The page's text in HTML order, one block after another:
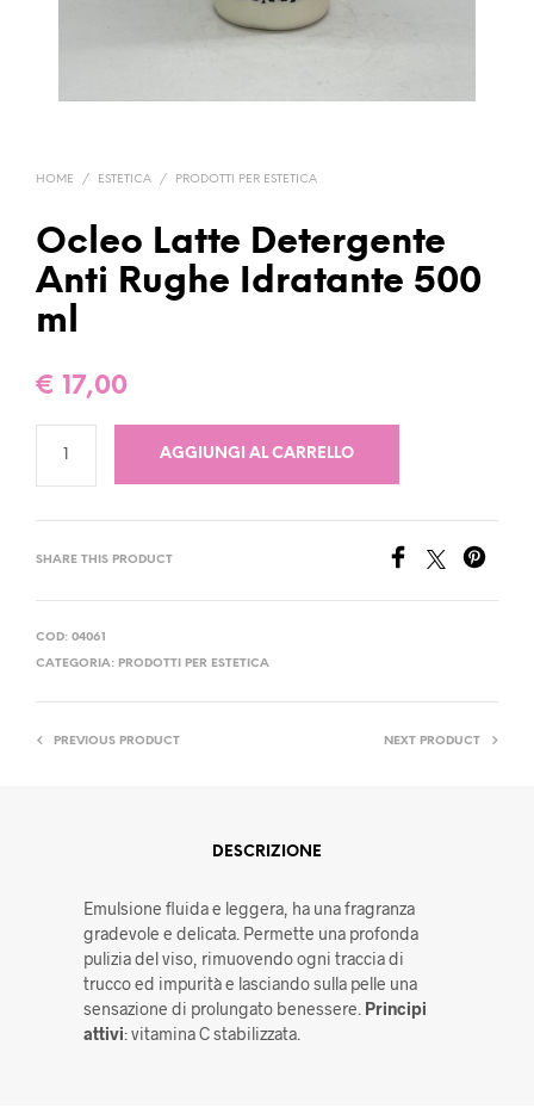
HOME / ESTETICA / PRODOTTI PER ESTETICA
Ocleo Latte Detergente
Anti Rughe Idratante 500
ml
€ 17,00
AGGIUNGI AL CARRELLO
SHARE THIS PRODUCT
COD: 04061
CATEGORIA: PRODOTTI PER ESTETICA
PREVIOUS PRODUCT NEXT PRODUCT
DESCRIZIONE
Emulsione fluida e leggera, ha una fragranza
gradevole e delicata. Permette una profonda
pulizia del viso, rimuovendo ogni traccia di
trucco ed impurità e lasciando sulla pelle una
sensazione di prolungato benessere. Principi
attivi: vitamina C stabilizzata.